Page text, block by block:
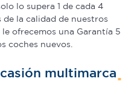
lo supera 1 de cada 4
de la calidad de nuestros
ofrecemos una Garantía 5
coches nuevos.
multimarca